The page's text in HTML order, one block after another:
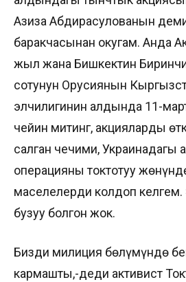
Азиза Абдирасулованын
баракчасынан окугам. Анда
жыл жана Бишкектин
сотунун Орусиянын
элчилигинин алдында 11-
чейин митинг, акцияларды
салган чечими, Украинадагы
операцияны токтотуу
маселелерди колдоп келгем.
бузуу болгон жок.
Бизди милиция бөлүмүндө
кармашты,-деди активист